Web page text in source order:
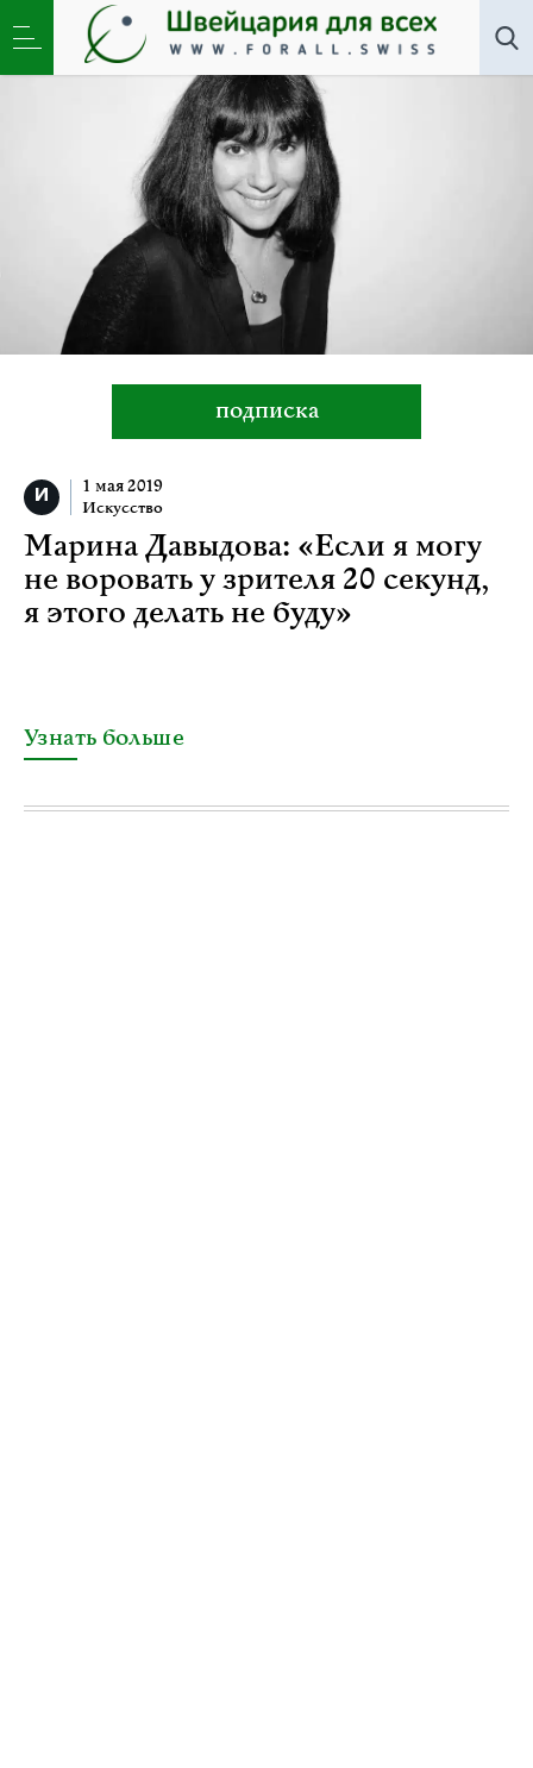
Все авторы»Илья Овчинников
подписка
1 мая 2019
Искусство
Марина Давыдова: «Если я могу
не воровать у зрителя 20 секунд,
я этого делать не буду»
Узнать больше